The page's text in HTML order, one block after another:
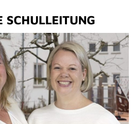
SCHULLEITUNG